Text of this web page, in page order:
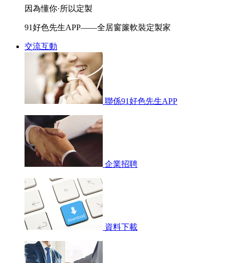
因為懂你·所以定製
91好色先生APP——全居窗簾軟裝定製家
交流互動
聯係91好色先生APP
企業招聘
資料下載